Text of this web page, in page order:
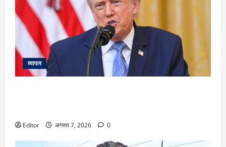
व्यापार
Editor अगस्त 7, 2026 0